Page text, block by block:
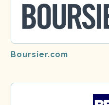
Boursier.com